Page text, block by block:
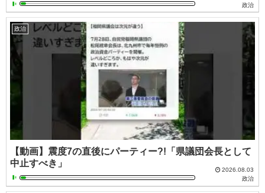
政治
政治
【動画】震度7の直後にパーティー?!「県議団会長として
中止すべき」
2026.08.03
政治